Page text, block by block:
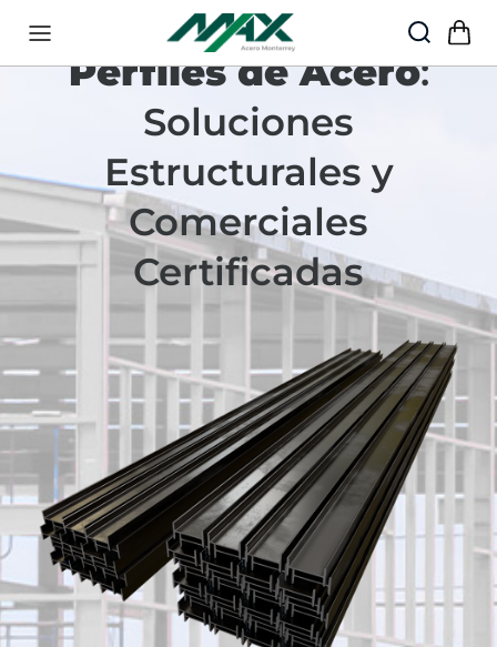
55·5888·5454
Perfiles de Acero:
Soluciones
Estructurales y
Comerciales
Certificadas